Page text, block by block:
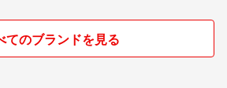
てのブランドを見る